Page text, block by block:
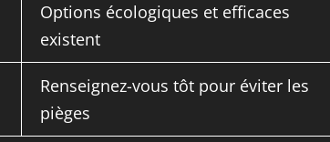
Options écologiques et efficaces
existent
Renseignez-vous tôt pour éviter les
pièges